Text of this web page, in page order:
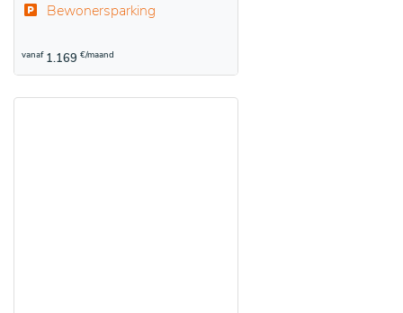
Bewonersparking
vanaf 1.169 €/maand